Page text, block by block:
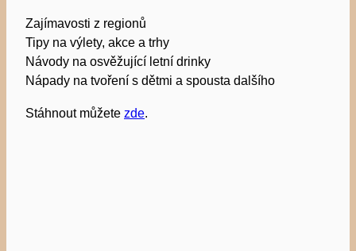
Zajímavosti z regionů
Tipy na výlety, akce a trhy
Návody na osvěžující letní drinky
Nápady na tvoření s dětmi a spousta dalšího
Stáhnout můžete zde